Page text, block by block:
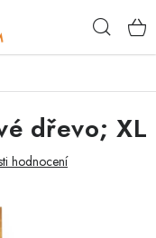
dřevo; XL
hodnocení